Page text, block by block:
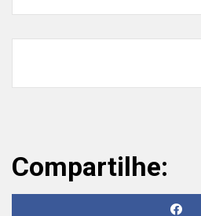
Compartilhe: